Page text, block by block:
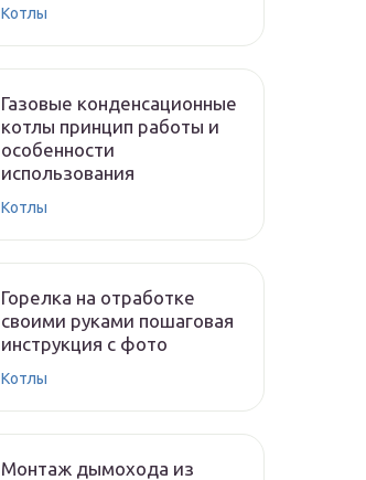
Котлы
Газовые конденсационные
котлы принцип работы и
особенности
использования
Котлы
Горелка на отработке
своими руками пошаговая
инструкция с фото
Котлы
Монтаж дымохода из